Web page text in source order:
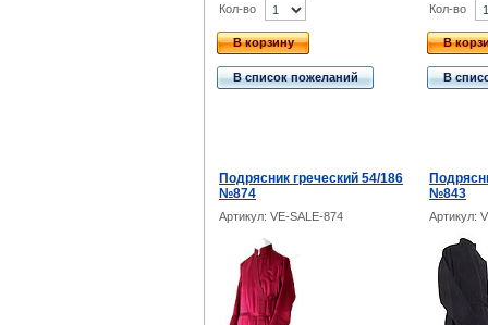
Кол-во
В корзину
В список пожеланий
Кол-во
В
В
Подрясник греческий 54/186
№874
№843
Артикул: VE-SALE-874 Артикул: